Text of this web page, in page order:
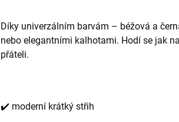
Díky univerzálním barvám – béžová a
nebo elegantními kalhotami. Hodí se jak
přáteli.
✔️ moderní krátký střih